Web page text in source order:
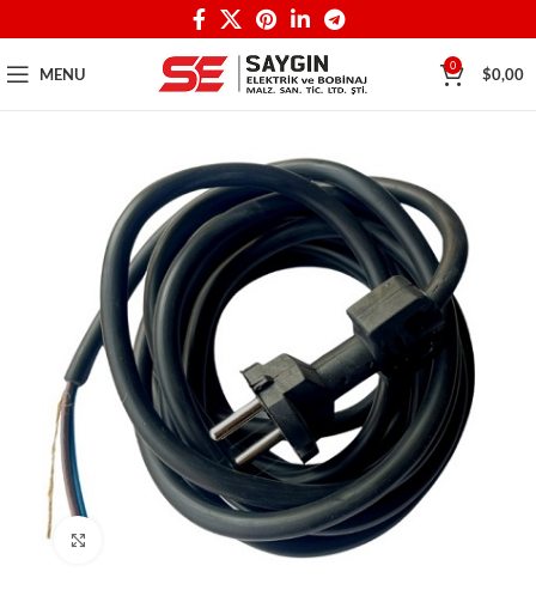
MENU 0 $0,00